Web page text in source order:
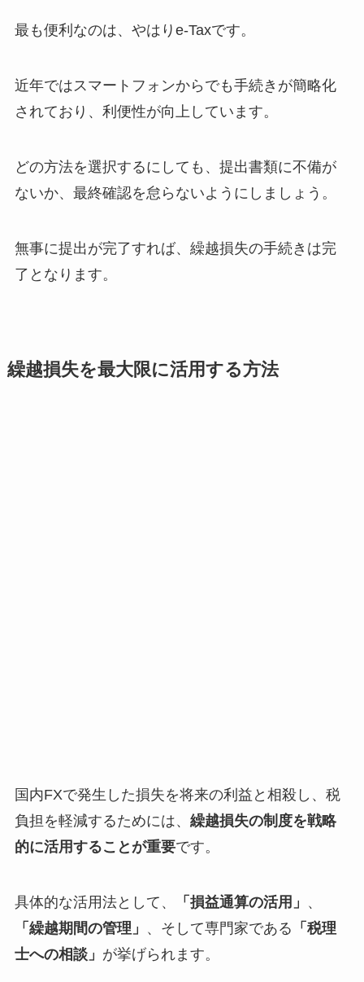
最も便利なのは、やはりe-Taxです。
近年ではスマートフォンからでも手続きが簡略化
されており、利便性が向上しています。
どの方法を選択するにしても、提出書類に不備が
ないか、最終確認を怠らないようにしましょう。
無事に提出が完了すれば、繰越損失の手続きは完
了となります。
繰越損失を最大限に活用する方法
国内FXで発生した損失を将来の利益と相殺し、税
負担を軽減するためには、 繰越損失の制度を戦略
的に活用することが重要です。
具体的な活用法として、 「損益通算の活用」 、
「繰越期間の管理」 、そして専門家である 「税理
士への相談」 が挙げられます。